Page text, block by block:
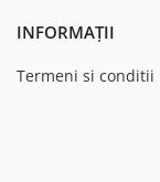
INFORMAȚII
Termeni si conditii